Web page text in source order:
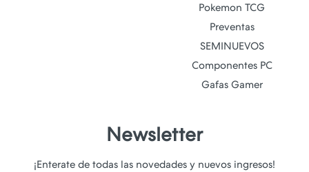
Pokemon TCG
Preventas
SEMINUEVOS
Componentes PC
Gafas Gamer
Newsletter
¡Enterate de todas las novedades y nuevos ingresos!